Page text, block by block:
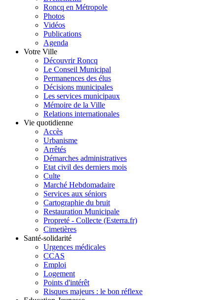
Roncq en Métropole
Photos
Vidéos
Publications
Agenda
Votre Ville
Découvrir Roncq
Le Conseil Municipal
Permanences des élus
Décisions municipales
Les services municipaux
Mémoire de la Ville
Relations internationales
Vie quotidienne
Accès
Urbanisme
Arrêtés
Démarches administratives
Etat civil des derniers mois
Culte
Marché Hebdomadaire
Services aux séniors
Cartographie du bruit
Restauration Municipale
Propreté - Collecte (Esterra.fr)
Cimetières
Santé-solidarité
Urgences médicales
CCAS
Emploi
Logement
Points d'intérêt
Risques majeurs : le bon réflexe